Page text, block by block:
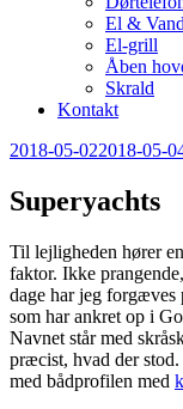
El & Vand
El-grill
Åben
Skrald
Kontakt
Udgivet
2018-05-022018-05-
Superyachts
Til lejligheden hører
faktor. Ikke
dage har jeg forgæves
som har ankret op i
Navnet står med
præcist, hvad der
med bådprofilen med